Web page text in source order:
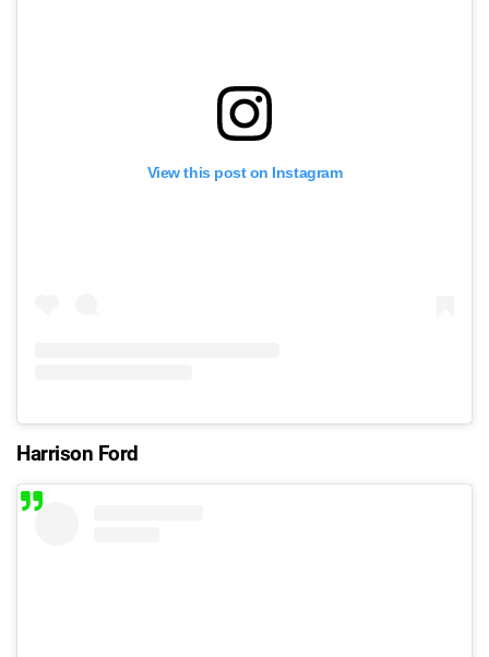
View this post on Instagram
Harrison Ford